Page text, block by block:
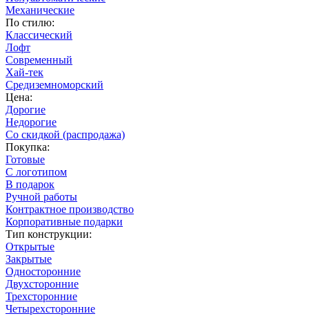
Механические
По стилю:
Классический
Лофт
Современный
Хай-тек
Средиземноморский
Цена:
Дорогие
Недорогие
Со скидкой (распродажа)
Покупка:
Готовые
С логотипом
В подарок
Ручной работы
Контрактное производство
Корпоративные подарки
Тип конструкции:
Открытые
Закрытые
Односторонние
Двухсторонние
Трехсторонние
Четырехсторонние